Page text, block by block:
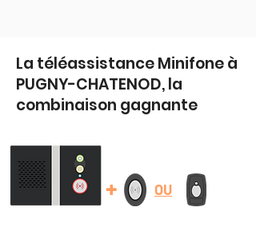
La téléassistance Minifone à
PUGNY-CHATENOD, la
combinaison gagnante
+ OU